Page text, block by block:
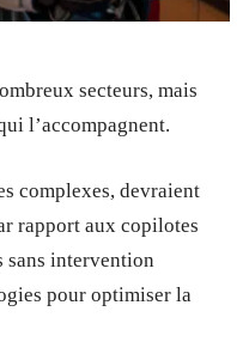
secteurs, mais
l’accompagnent.
complexes, devraient
rapport aux copilotes
sans intervention
pour optimiser la